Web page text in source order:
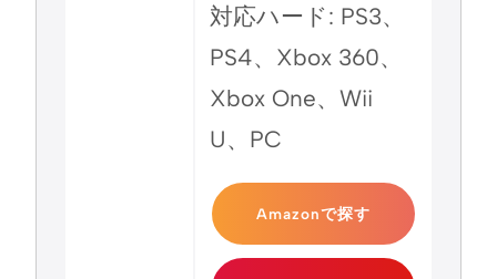
対応ハード: PS3、
PS4、Xbox 360、
Xbox One、Wii
U、PC
Amazonで探す